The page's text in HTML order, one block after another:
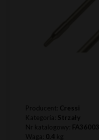
Producent: Cressi
Kategoria: Strzały
Nr katalogowy:
Waga: 0.4 kg